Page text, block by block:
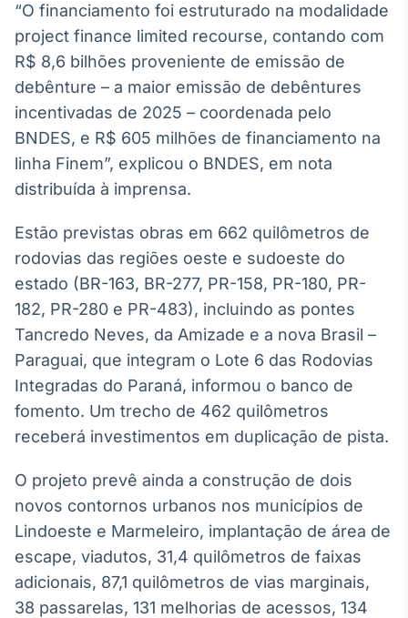
personalizados
Soluções de Dados
e Conteúdos
Broadcast
OTC
negociação de
ativos
Datafeed
APIs para
integração de
conteúdos e
dados
Broadcast
headlines de
notícias
Broadcast
Widgets
Componentes
para conteúdos e
funcionalidades
“O financiamento foi estruturado na modalidade
project finance limited recourse, contando com
R$ 8,6 bilhões proveniente de emissão de
debênture – a maior emissão de debêntures
incentivadas de 2025 – coordenada pelo
BNDES, e R$ 605 milhões de financiamento na
linha Finem”, explicou o BNDES, em nota
distribuída à imprensa.
Estão previstas obras em 662 quilômetros de
rodovias das regiões oeste e sudoeste do
estado (BR-163, BR-277, PR-158, PR-180, PR-
182, PR-280 e PR-483), incluindo as pontes
Tancredo Neves, da Amizade e a nova Brasil –
Paraguai, que integram o Lote 6 das Rodovias
Integradas do Paraná, informou o banco de
fomento. Um trecho de 462 quilômetros
receberá investimentos em duplicação de pista.
O projeto prevê ainda a construção de dois
novos contornos urbanos nos municípios de
Lindoeste e Marmeleiro, implantação de área de
escape, viadutos, 31,4 quilômetros de faixas
adicionais, 87,1 quilômetros de vias marginais,
38 passarelas, 131 melhorias de acessos, 134